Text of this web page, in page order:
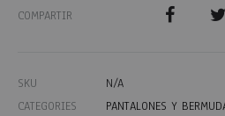
COMPARTIR
SKU
N/A
CATEGORIES
PANTALONES Y